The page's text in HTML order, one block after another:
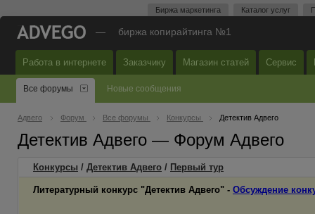
Биржа маркетинга Каталог услуг
— биржа копирайтинга №1
Работа в интернете Заказчику Магазин статей Сервис
Все форумы Новые сообщения
Адвего Форум Все форумы Конкурсы Детектив Адвего
Детектив Адвего — Форум Адвего
Конкурсы / Детектив Адвего / Первый тур
Литературный конкурс "Детектив Адвего" - Обсуждение